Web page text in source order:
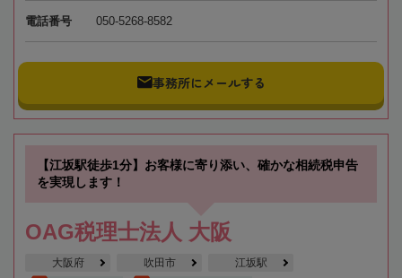
電話番号 050-5268-8582
事務所にメールする
【江坂駅徒歩1分】お客様に寄り添い、確かな相続税申告
を実現します！
OAG税理士法人 大阪
大阪府 吹田市 江坂駅